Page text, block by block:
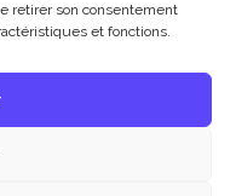
retirer son consentement
et fonctions.
Presse